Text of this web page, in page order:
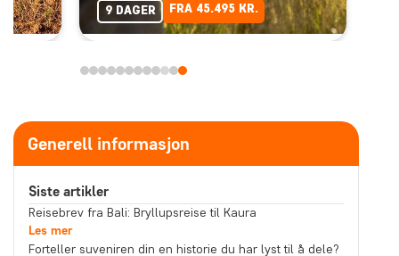
9 DAGER FRA 45.495 KR.
Generell informasjon
Siste artikler
Reisebrev fra Bali: Bryllupsreise til Kaura
Les mer
Forteller suveniren din en historie du har lyst til å dele?